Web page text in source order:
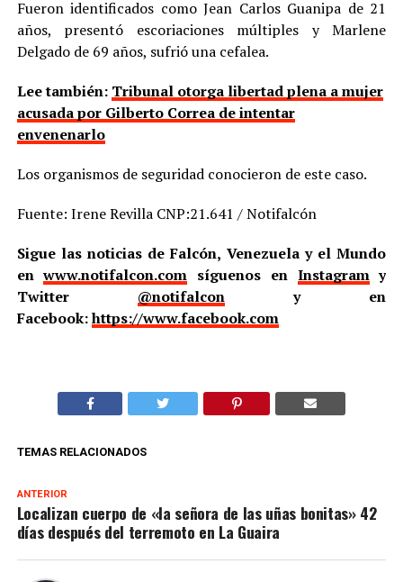
Fueron identificados como Jean Carlos Guanipa de 21
años, presentó escoriaciones múltiples y Marlene
Delgado de 69 años, sufrió una cefalea.
Lee también: Tribunal otorga libertad plena a mujer
acusada por Gilberto Correa de intentar
envenenarlo
Los organismos de seguridad conocieron de este caso.
Fuente: Irene Revilla CNP:21.641 / Notifalcón
Sigue las noticias de Falcón, Venezuela y el Mundo
enwww.notifalcon.com síguenos en Instagramy
Twitter @notifalcony en
Facebook:https://www.facebook.com
TEMAS RELACIONADOS
ANTERIOR
Localizan cuerpo de «la señora de las uñas bonitas» 42
días después del terremoto en La Guaira